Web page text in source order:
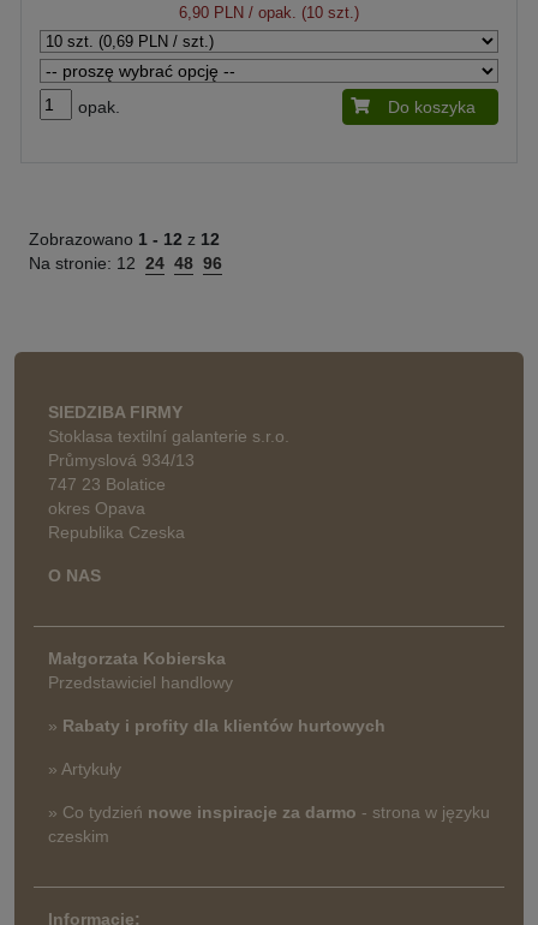
6,90 PLN / opak. (10 szt.)
opak. Do koszyka
Zobrazowano 1 - 12 z 12
Na stronie: 12 24 48 96
SIEDZIBA FIRMY
Stoklasa textilní galanterie s.r.o.
Průmyslová 934/13
747 23 Bolatice
okres Opava
Republika Czeska
O NAS
Małgorzata Kobierska
Przedstawiciel handlowy
» Rabaty i profity dla klientów hurtowych
» Artykuły
» Co tydzień nowe inspiracje za darmo - strona w języku
czeskim
Informację: